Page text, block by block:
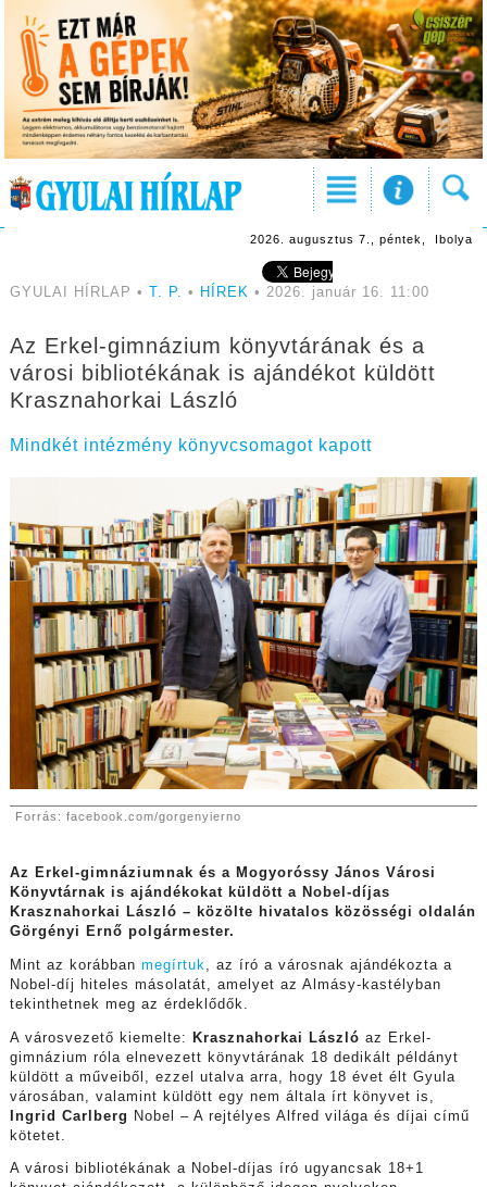
2026. augusztus 7., péntek, Ibolya
GYULAI HÍRLAP • T. P. • HÍREK • 2026. január 16. 11:00
Az Erkel-gimnázium könyvtárának és a
városi bibliotékának is ajándékot küldött
Krasznahorkai László
Mindkét intézmény könyvcsomagot kapott
Forrás: facebook.com/gorgenyierno
Az Erkel-gimnáziumnak és a Mogyoróssy János Városi
Könyvtárnak is ajándékokat küldött a Nobel-díjas
Krasznahorkai László – közölte hivatalos közösségi oldalán
Görgényi Ernő polgármester.
Mint az korábban megírtuk, az író a városnak ajándékozta a
Nobel-díj hiteles másolatát, amelyet az Almásy-kastélyban
tekinthetnek meg az érdeklődők.
A városvezető kiemelte: Krasznahorkai László az Erkel-
gimnázium róla elnevezett könyvtárának 18 dedikált példányt
küldött a műveiből, ezzel utalva arra, hogy 18 évet élt Gyula
városában, valamint küldött egy nem általa írt könyvet is,
Ingrid Carlberg
Nobel – A rejtélyes Alfred világa és díjai című
kötetet.
A városi bibliotékának a Nobel-díjas író ugyancsak 18+1